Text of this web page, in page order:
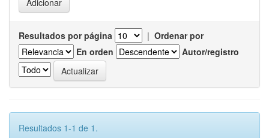
Resultados por página | Ordenar por
En orden
Autor/registro
Resultados 1-1 de 1.